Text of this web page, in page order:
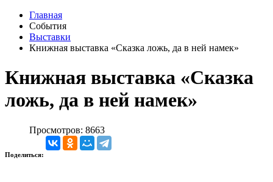
Главная
События
Выставки
Книжная выставка «Сказка ложь, да в ней намек»
Книжная выставка «Сказка
ложь, да в ней намек»
Просмотров: 8663
Поделиться: